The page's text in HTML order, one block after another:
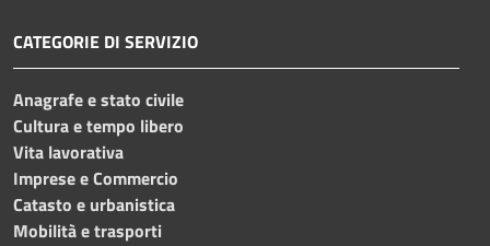
CATEGORIE DI SERVIZIO
Anagrafe e stato civile
Cultura e tempo libero
Vita lavorativa
Imprese e Commercio
Catasto e urbanistica
Mobilità e trasporti